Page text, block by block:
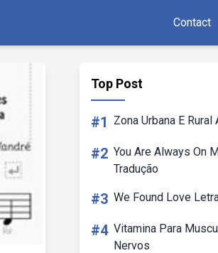
Contact
Top Post
#1 Zona Urbana E
#2 You Are Always On
Tradução
#3 We Found Love
#4 Vitamina Para
Nervos